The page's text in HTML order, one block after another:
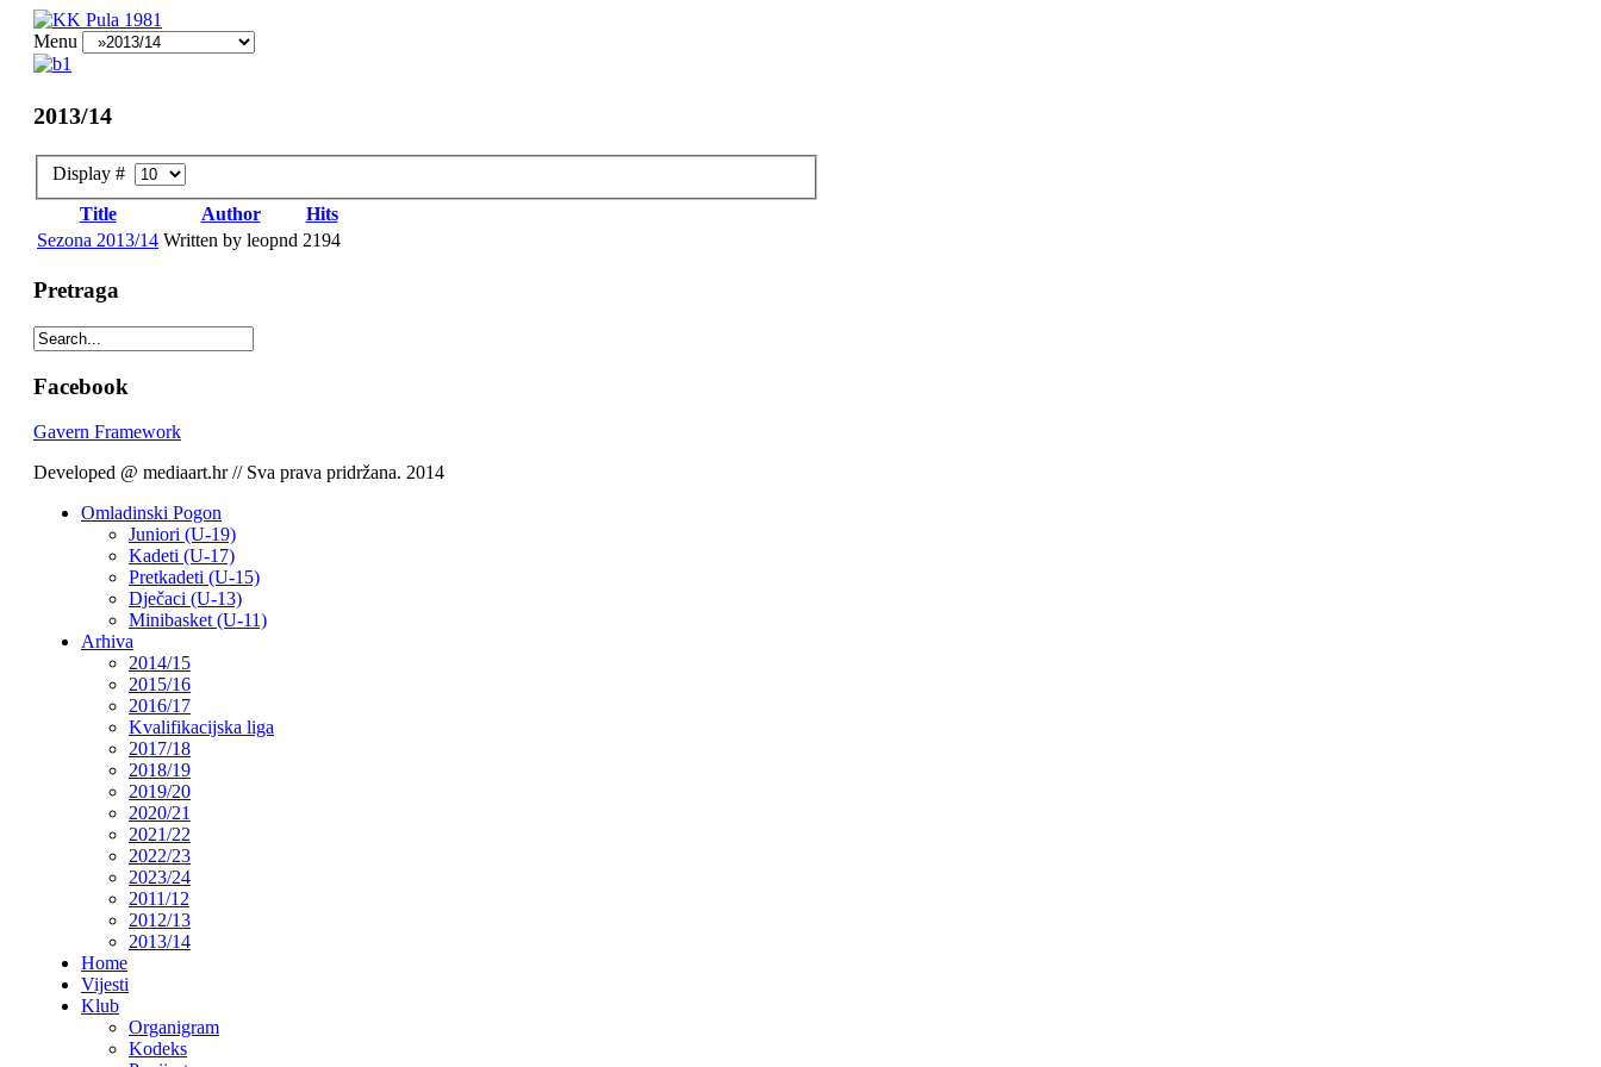
Menu
2013/14
Display #
Title
Author
Hits
Sezona 2013/14 Written by leopnd 2194
Pretraga
Facebook
Gavern Framework
Developed @ mediaart.hr // Sva prava pridržana. 2014
Omladinski Pogon
Juniori (U-19)
Kadeti (U-17)
Pretkadeti (U-15)
Dječaci (U-13)
Minibasket (U-11)
Arhiva
2014/15
2015/16
2016/17
Kvalifikacijska liga
2017/18
2018/19
2019/20
2020/21
2021/22
2022/23
2023/24
2011/12
2012/13
2013/14
Home
Vijesti
Klub
Organigram
Kodeks